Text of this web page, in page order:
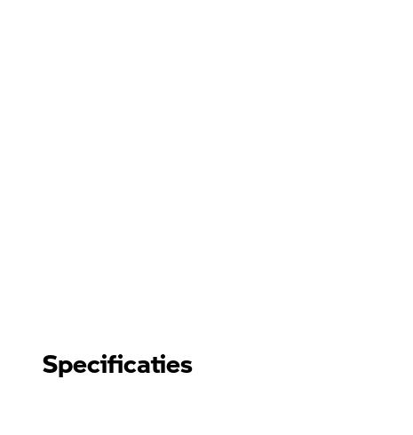
Specificaties